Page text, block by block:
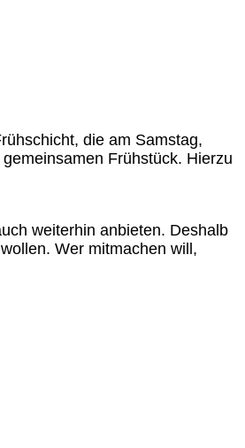
die am Samstag,
Frühstück. Hierzu
weiterhin anbieten. Deshalb
Wer mitmachen will,